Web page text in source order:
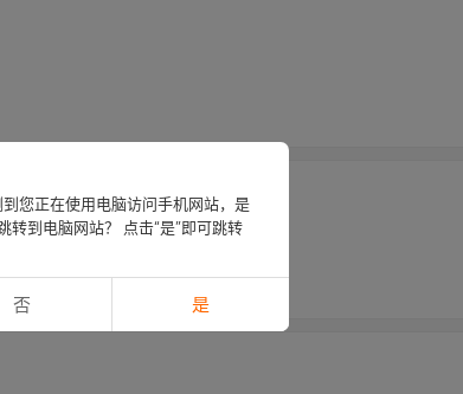
您正在使用电脑访问手机网站，是
转到电脑网站？ 点击“是”即可跳转
否 是